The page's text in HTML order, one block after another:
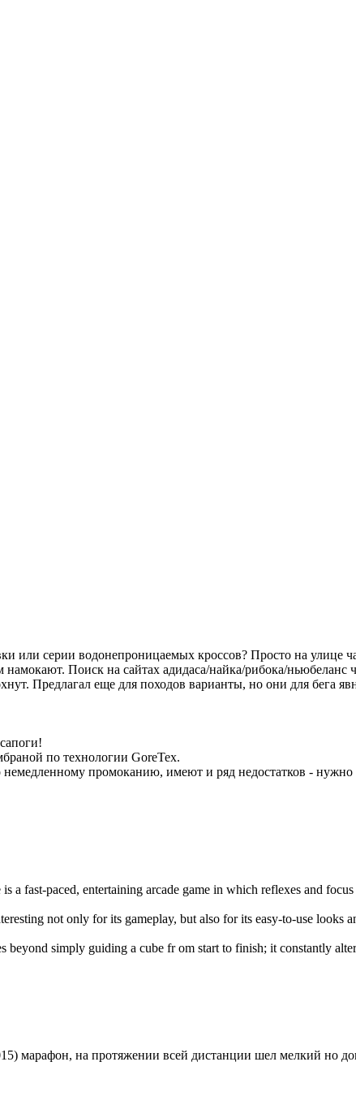
или серии водонепроницаемых кроссов? Просто на улице
Поиск на сайтах адидаса/найка/рибока/ньюбеланс
Предлагал еще для походов варианты, но они для бега
по технологии GoreTex.
промоканию, имеют и ряд недостатков - нужно
is a fast-paced, entertaining arcade game in which reflexes and
not only for its gameplay, but also for its easy-to-use looks
beyond simply guiding a cube fr om start to finish; it constantly
марафон, на протяжении всей дистанции шел мелкий но